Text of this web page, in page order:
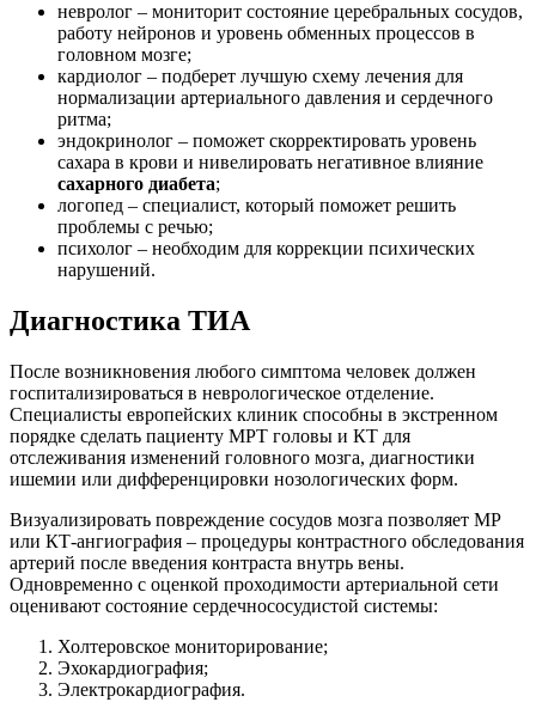
невролог – мониторит состояние церебральных сосудов,
работу нейронов и уровень обменных процессов в
головном мозге;
кардиолог – подберет лучшую схему лечения для
нормализации артериального давления и сердечного
ритма;
эндокринолог – поможет скорректировать уровень
сахара в крови и нивелировать негативное влияние
сахарного диабета;
логопед – специалист, который поможет решить
проблемы с речью;
психолог – необходим для коррекции психических
нарушений.
Диагностика ТИА
После возникновения любого симптома человек должен
госпитализироваться в неврологическое отделение.
Специалисты европейских клиник способны в экстренном
порядке сделать пациенту МРТ головы и КТ для
отслеживания изменений головного мозга, диагностики
ишемии или дифференцировки нозологических форм.
Визуализировать повреждение сосудов мозга позволяет МР
или КТ-ангиография – процедуры контрастного обследования
артерий после введения контраста внутрь вены.
Одновременно с оценкой проходимости артериальной сети
оценивают состояние сердечнососудистой системы:
Холтеровское мониторирование;
Эхокардиография;
Электрокардиография.